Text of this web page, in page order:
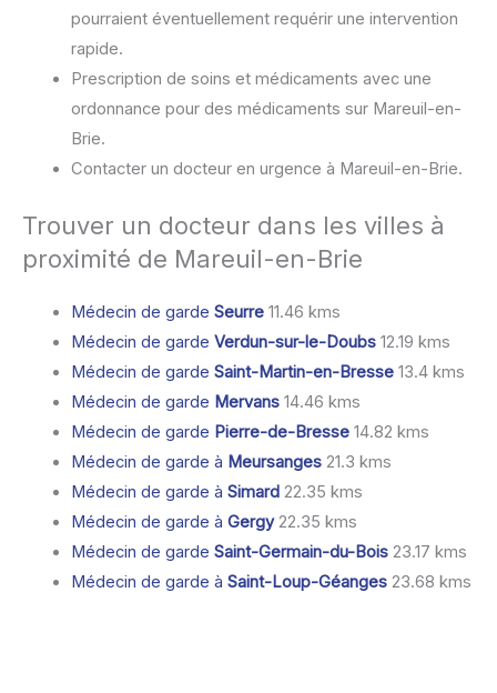
pourraient éventuellement requérir une intervention
rapide.
Prescription de soins et médicaments avec une
ordonnance pour des médicaments sur Mareuil-en-
Brie.
Contacter un docteur en urgence à Mareuil-en-Brie.
Trouver un docteur dans les villes à
proximité de Mareuil-en-Brie
Médecin de garde Seurre11.46 kms
Médecin de garde Verdun-sur-le-Doubs12.19 kms
Médecin de garde Saint-Martin-en-Bresse13.4 kms
Médecin de garde Mervans14.46 kms
Médecin de garde Pierre-de-Bresse14.82 kms
Médecin de garde à Meursanges21.3 kms
Médecin de garde à Simard22.35 kms
Médecin de garde à Gergy22.35 kms
Médecin de garde Saint-Germain-du-Bois23.17 kms
Médecin de garde à Saint-Loup-Géanges23.68 kms